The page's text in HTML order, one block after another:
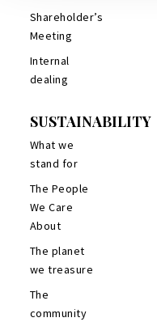
Shareholder’s
Meeting
Internal
dealing
SUSTAINABILITY
What we
stand for
The People
We Care
About
The planet
we treasure
The
community